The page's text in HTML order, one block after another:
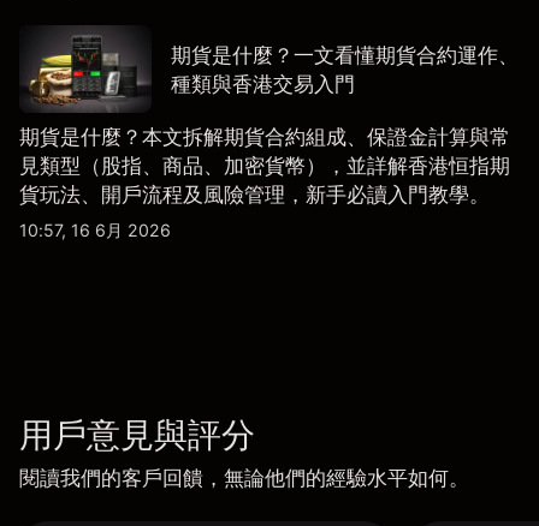
期貨是什麼？一文看懂期貨合約運作、
種類與香港交易入門
期貨是什麼？本文拆解期貨合約組成、保證金計算與常
見類型（股指、商品、加密貨幣），並詳解香港恒指期
貨玩法、開戶流程及風險管理，新手必讀入門教學。
10:57, 16 6月 2026
用戶意見與評分
閱讀我們的客戶回饋，無論他們的經驗水平如何。